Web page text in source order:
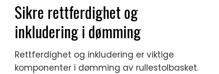
Sikre rettferdighet og
inkludering i dømming
Rettferdighet og inkludering er viktige
komponenter i dømming av rullestolbasket.